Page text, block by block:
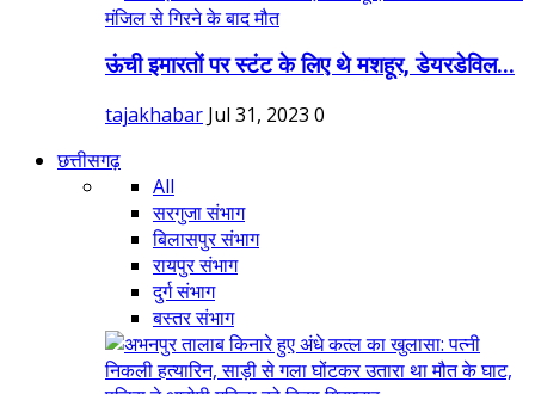
ऊंची इमारतों पर स्टंट के लिए थे मशहूर, डेयरडेविल...
tajakhabar Jul 31, 2023 0
छत्तीसगढ़
All
सरगुजा संभाग
बिलासपुर संभाग
रायपुर संभाग
दुर्ग संभाग
बस्तर संभाग